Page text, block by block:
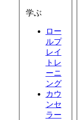
学ぶ
ロー
ルプ
レイ
トレ
ーニ
ング
カウ
ンセ
ラー